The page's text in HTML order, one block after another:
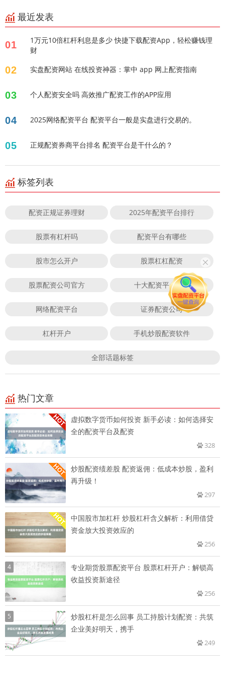
最近发表
01
1万元10倍杠杆利息是多少 快捷下载配资App，轻松赚钱理
财
02 实盘配资网站 在线投资神器：掌中 app 网上配资指南
03 个人配资安全吗 高效推广配资工作的APP应用
04 2025网络配资平台 配资平台一般是实盘进行交易的。
05 正规配资券商平台排名 配资平台是干什么的？
标签列表
配资正规证券理财 2025年配资平台排行
股票有杠杆吗 配资平台有哪些
股市怎么开户 股票杠杠配资
股票配资公司官方 十大配资平台app
网络配资平台 证券配资公司
杠杆开户 手机炒股配资软件
全部话题标签
热门文章
虚拟数字货币如何投资 新手必读：如何选择安
全的配资平台及配资
328
炒股配资绩差股 配资返佣：低成本炒股，盈利
再升级！
297
中国股市加杠杆 炒股杠杆含义解析：利用借贷
资金放大投资效应的
256
4
专业期货股票配资平台 股票杠杆开户：解锁高
收益投资新途径
256
5
炒股杠杆是怎么回事 员工持股计划配资：共筑
企业美好明天，携手
249